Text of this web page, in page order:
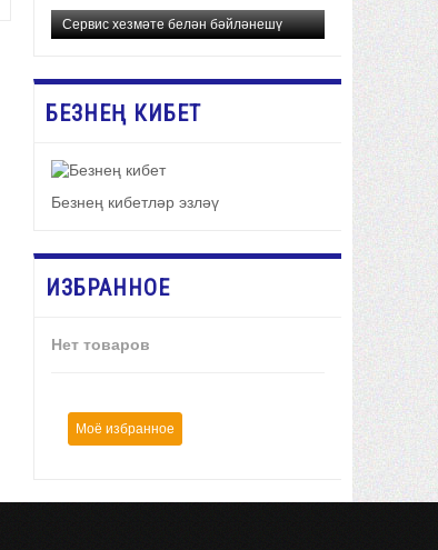
Сервис хезмәте белән бәйләнешү
БЕЗНЕҢ КИБЕТ
Безнең кибетләр эзләү
ИЗБРАННОЕ
Нет товаров
Моё избранное